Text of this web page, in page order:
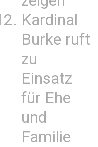
Kardinal
Burke ruft
zu
Einsatz
für Ehe
und
Familie